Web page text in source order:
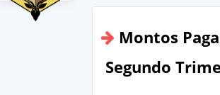
Montos
Segundo